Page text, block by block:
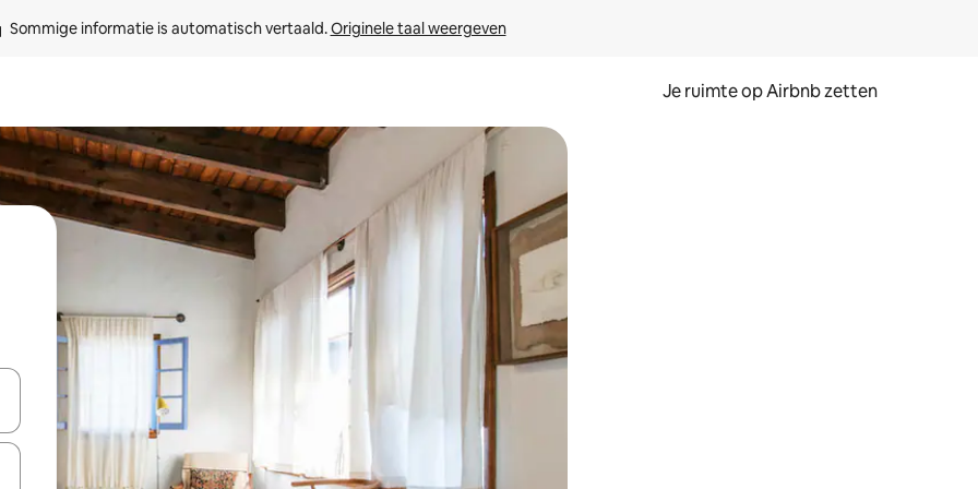
Sommige informatie is automatisch vertaald. Originele taal weergeven
Je ruimte op Airbnb zetten
keuze met je de pijltjestoetsen omhoog en omlaag, óf door te tikken of swipen.